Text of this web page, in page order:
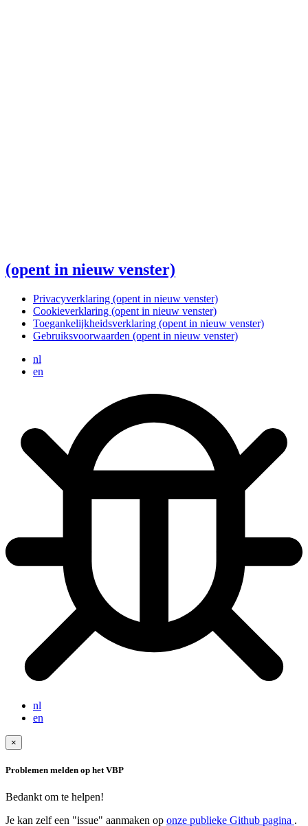
(opent in nieuw venster)
Privacyverklaring (opent in nieuw venster)
Cookieverklaring (opent in nieuw venster)
Toegankelijkheidsverklaring (opent in nieuw venster)
Gebruiksvoorwaarden (opent in nieuw venster)
nl
en
nl
en
×
Problemen melden op het VBP
Bedankt om te helpen!
Je kan zelf een "issue" aanmaken op onze publieke Github pagina .